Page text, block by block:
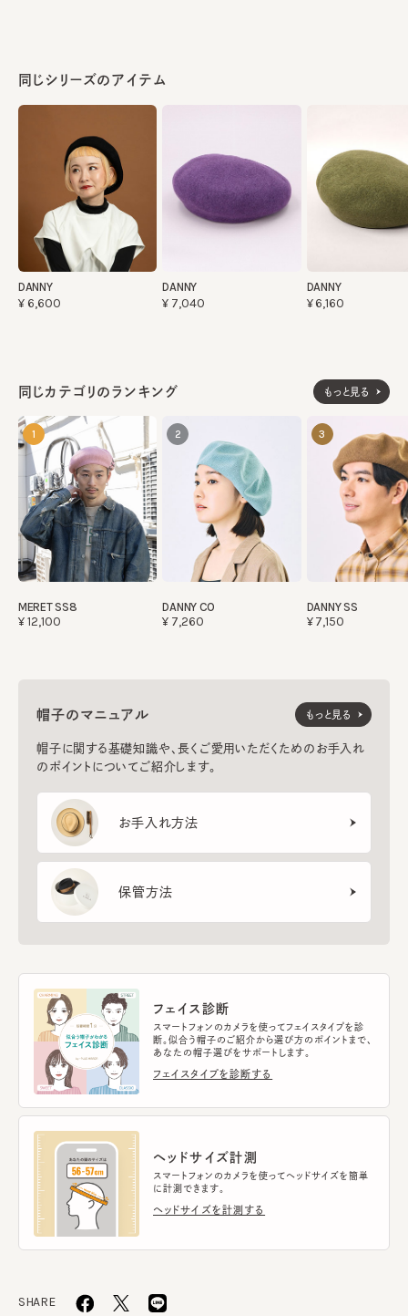
同じシリーズのアイテム
DANNY
¥6,600
DANNY
¥7,040
DANNY
¥6,160
同じカテゴリのランキング もっと見る
1
MERET SS8
¥12,100
2
DANNY CO
¥7,260
3
DANNY SS
¥7,150
帽子のマニュアル
帽子に関する基礎知識や、長くご愛用いただくためのお手入れ
のポイントについてご紹介します。
お手入れ方法
保管方法
もっと見る
フェイス診断
スマートフォンのカメラを使ってフェイスタイプを診
断。似合う帽子のご紹介から選び方のポイントまで、
あなたの帽子選びをサポートします。
フェイスタイプを診断する
ヘッドサイズ計測
スマートフォンのカメラを使ってヘッドサイズを簡単
に計測できます。
ヘッドサイズを計測する
SHARE